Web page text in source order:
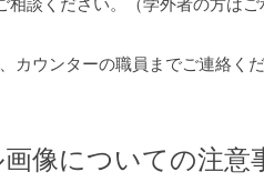
カウンターの職員までご連絡くだ
像についての注意